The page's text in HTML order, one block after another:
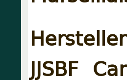
JJSBF